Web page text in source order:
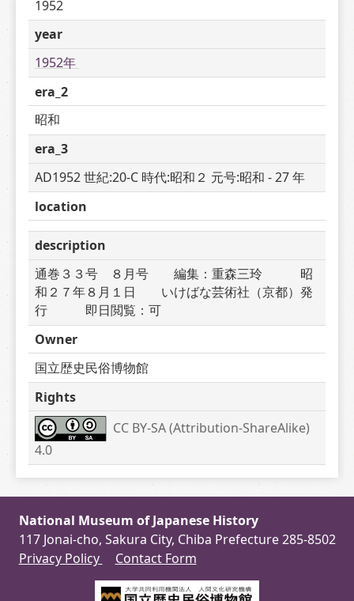
1952
year
1952年
era_2
昭和
era_3
AD1952 世紀:20-C 時代:昭和２ 元号:昭和 - 27 年
location
description
通巻３３号　８月号　　編集：重森三玲　　　昭
和２７年８月１日　　いけばな芸術社（京都）発
行　　　即日閲覧：可
Owner
国立歴史民俗博物館
Rights
CC BY-SA (Attribution-ShareAlike)
4.0
National Museum of Japanese History
117 Jonai-cho, Sakura City, Chiba Prefecture 285-8502
Privacy Policy
Contact Form